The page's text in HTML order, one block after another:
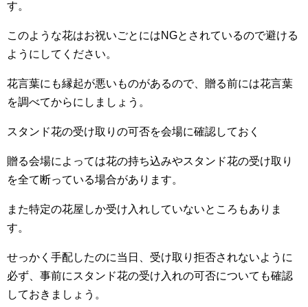
す。
このような花はお祝いごとにはNGとされているので避ける
ようにしてください。
花言葉にも縁起が悪いものがあるので、贈る前には花言葉
を調べてからにしましょう。
スタンド花の受け取りの可否を会場に確認しておく
贈る会場によっては花の持ち込みやスタンド花の受け取り
を全て断っている場合があります。
また特定の花屋しか受け入れしていないところもありま
す。
せっかく手配したのに当日、受け取り拒否されないように
必ず、事前にスタンド花の受け入れの可否についても確認
しておきましょう。